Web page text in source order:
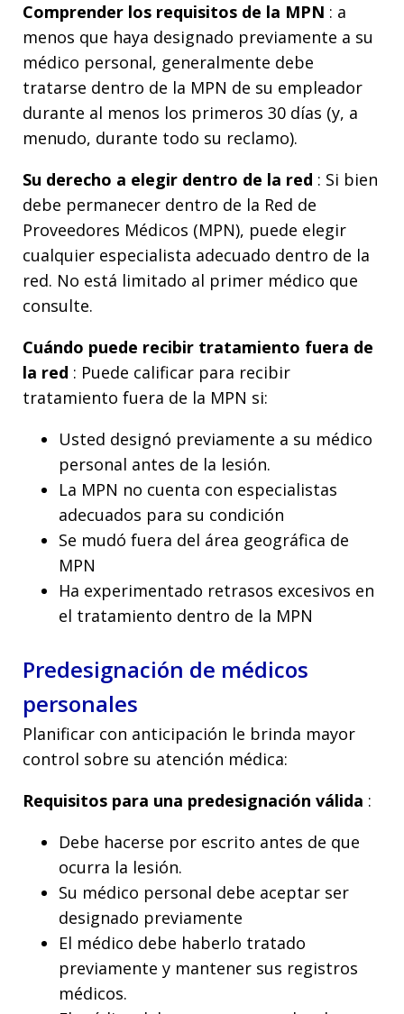
Comprender los requisitos de la MPN : a
menos que haya designado previamente a su
médico personal, generalmente debe
tratarse dentro de la MPN de su empleador
durante al menos los primeros 30 días (y, a
menudo, durante todo su reclamo).
Su derecho a elegir dentro de la red : Si bien
debe permanecer dentro de la Red de
Proveedores Médicos (MPN), puede elegir
cualquier especialista adecuado dentro de la
red. No está limitado al primer médico que
consulte.
Cuándo puede recibir tratamiento fuera de
la red : Puede calificar para recibir
tratamiento fuera de la MPN si:
Usted designó previamente a su médico
personal antes de la lesión.
La MPN no cuenta con especialistas
adecuados para su condición
Se mudó fuera del área geográfica de
MPN
Ha experimentado retrasos excesivos en
el tratamiento dentro de la MPN
Predesignación de médicos
personales
Planificar con anticipación le brinda mayor
control sobre su atención médica:
Requisitos para una predesignación válida :
Debe hacerse por escrito antes de que
ocurra la lesión.
Su médico personal debe aceptar ser
designado previamente
El médico debe haberlo tratado
previamente y mantener sus registros
médicos.